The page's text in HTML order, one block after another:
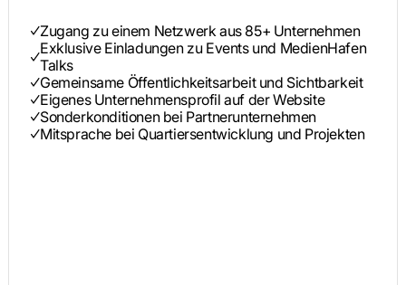
Zugang zu einem Netzwerk aus 85+ Unternehmen
Exklusive Einladungen zu Events und MedienHafen
Talks
Gemeinsame Öffentlichkeitsarbeit und Sichtbarkeit
Eigenes Unternehmensprofil auf der Website
Sonderkonditionen bei Partnerunternehmen
Mitsprache bei Quartiersentwicklung und Projekten